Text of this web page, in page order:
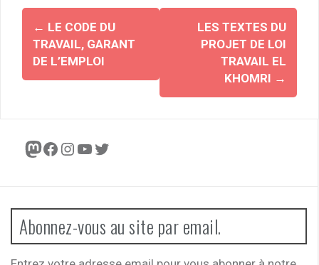
Navigation
d'article
← LE CODE DU
TRAVAIL, GARANT
DE L’EMPLOI
LES TEXTES DU
PROJET DE LOI
TRAVAIL EL
KHOMRI →
Mastodon
Facebook
Instagram
YouTube
Twitter
Abonnez-vous au site par email.